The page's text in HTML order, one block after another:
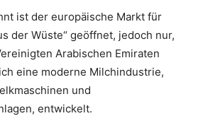
ist der europäische Markt für
der Wüste“ geöffnet, jedoch nur,
Arabischen Emiraten
eine moderne Milchindustrie,
und
entwickelt.